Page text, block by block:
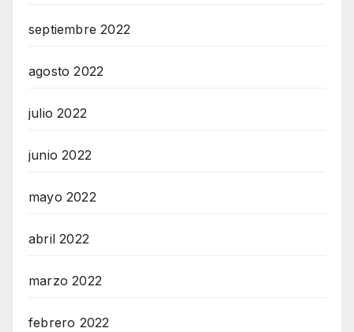
septiembre 2022
agosto 2022
julio 2022
junio 2022
mayo 2022
abril 2022
marzo 2022
febrero 2022